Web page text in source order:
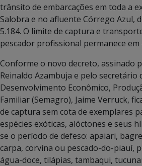
trânsito de embarcações em toda a
Salobra e no afluente Córrego Azul,
5.184. O limite de captura e
pescador profissional permanece em
Conforme o novo decreto, assinado
Reinaldo Azambuja e pelo secretário
Desenvolvimento Econômico,
Familiar (Semagro), Jaime Verruck,
de captura sem cota de exemplares
espécies exóticas, alóctones e seus
se o período de defeso: apaiari,
carpa, corvina ou pescado-do-piauí,
água-doce, tilápias, tambaqui,